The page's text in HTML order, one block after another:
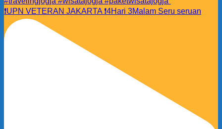
❗️UPN VETERAN JAKARTA ❗️4Hari 3Malam Seru seruan